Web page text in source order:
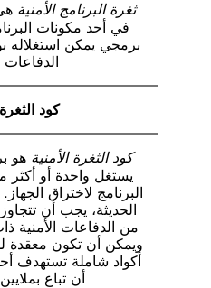
ثغرة البرنامج الأمنية
في أحد مكونات
برمجي يمكن استغلاله
الدفاعات
كود
كود الثغرة الأمنية هو
يستغل واحدة أو
البرنامج لاختراق
الحديثة، يجب أن
من الدفاعات الأمنية
ويمكن أن تكون معقدة
أكواد شاملة تستهدف
أن تباع